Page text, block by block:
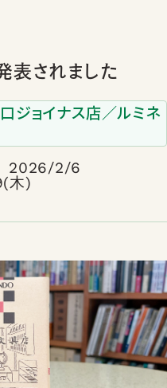
表されました
ジョイナス店／ルミネ
2026/2/6
木)